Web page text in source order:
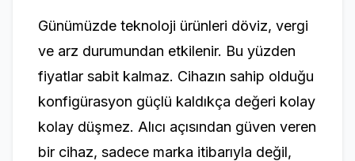
Günümüzde teknoloji ürünleri döviz, vergi
ve arz durumundan etkilenir. Bu yüzden
fiyatlar sabit kalmaz. Cihazın sahip olduğu
konfigürasyon güçlü kaldıkça değeri kolay
kolay düşmez. Alıcı açısından güven veren
bir cihaz, sadece marka itibarıyla değil,